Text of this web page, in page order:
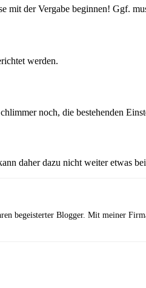
mit der Vergabe beginnen! Ggf.
werden.
noch, die bestehenden
daher dazu nicht weiter etwas
begeisterter Blogger. Mit meiner